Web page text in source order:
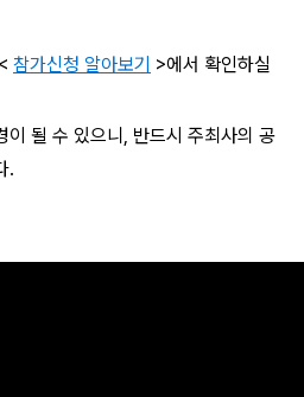
참가신청 알아보기 >에서 확인하실
될 수 있으니, 반드시 주최사의 공
.